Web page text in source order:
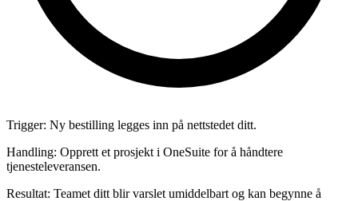
Trigger: Ny bestilling legges inn på nettstedet ditt.
Handling: Opprett et prosjekt i OneSuite for å håndtere
tjenesteleveransen.
Resultat: Teamet ditt blir varslet umiddelbart og kan begynne å